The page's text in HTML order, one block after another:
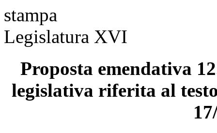
stampa
Legislatura XVI
Proposta emendativa
legislativa riferita al